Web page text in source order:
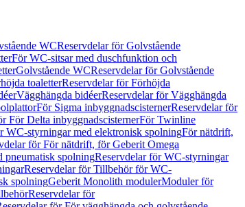
WCReservdelar för Golvstående
För WC-sitsar med duschfunktion och
Golvstående WCReservdelar för Golvstående
toaletterReservdelar för Förhöjda
Vägghängda bidéerReservdelar för Vägghängda
För Sigma inbyggnadscisternerReservdelar för
För Delta inbyggnadscisternerFör Twinline
WC-styrningar med elektronisk spolningFör nätdrift,
för För nätdrift, för Geberit Omega
pneumatisk spolningReservdelar för WC-styrningar
Reservdelar för Tillbehör för WC-
spolningGeberit Monolith modulerModuler för
Reservdelar för